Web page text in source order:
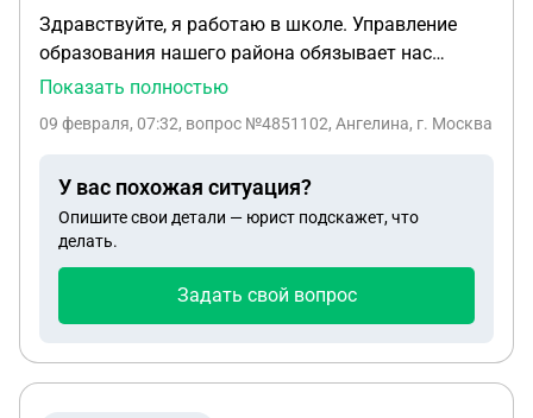
Здравствуйте, я работаю в школе. Управление
образования нашего района обязывает нас
заставлять родителей учеников регистрироваться
нет, то как с этим можно бороться?
Показать полностью
09 февраля, 07:32, вопрос №4851102, Ангелина, г. Москва
У вас похожая ситуация?
Опишите свои детали — юрист подскажет, что
делать.
Задать свой вопрос